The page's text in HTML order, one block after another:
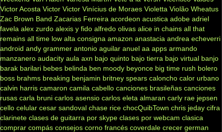
Victor Acosta Victor Victor Vinícius de Moraes Violetta Violão Wheatus
Zac Brown Band Zacarias Ferreira acordeon acustica adobe adriel
favela alex zurdo alexis y fido alfredo olivas alice in chains all that
remains all time low alta consigna amazon anastacia andrea echeverri
android andy grammer antonio aguilar anuel aa apps armando
manzanero audacity aula axn bajo quinto bajo tierra bajo virtual banjo
barak barilari bebes belinda ben moody beyonce big time rush bolero
boss brahms breaking benjamin britney spears caloncho calor urbano
calvin harris camaron camila cabello canciones brasileñas canciones
rusas carla bruni carlos asensio carlos eleta almaran carly rae jepsen
cello celular cesar sandoval chase rice chocQuibTown chris jeday cifra
clarinete clases de guitarra por skype clases por webcam clasica
comprar compás consejos corno francés coverdale crecer german